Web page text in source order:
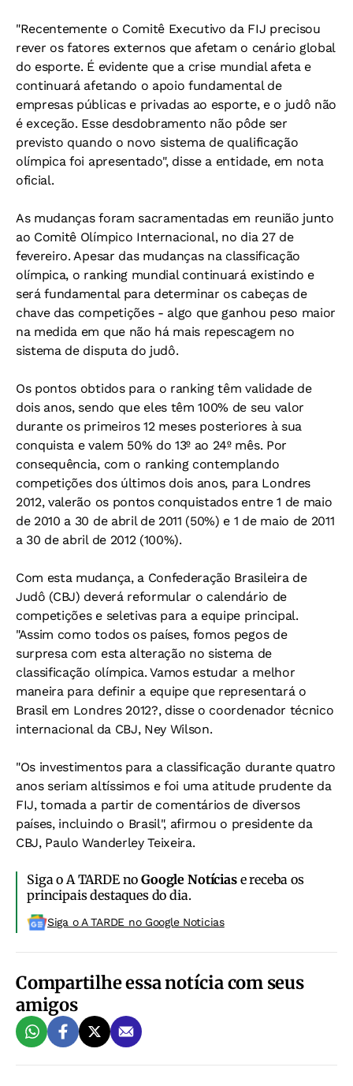
"Recentemente o Comitê Executivo da FIJ precisou
rever os fatores externos que afetam o cenário global
do esporte. É evidente que a crise mundial afeta e
continuará afetando o apoio fundamental de
empresas públicas e privadas ao esporte, e o judô não
é exceção. Esse desdobramento não pôde ser
previsto quando o novo sistema de qualificação
olímpica foi apresentado", disse a entidade, em nota
oficial.
As mudanças foram sacramentadas em reunião junto
ao Comitê Olímpico Internacional, no dia 27 de
fevereiro. Apesar das mudanças na classificação
olímpica, o ranking mundial continuará existindo e
será fundamental para determinar os cabeças de
chave das competições - algo que ganhou peso maior
na medida em que não há mais repescagem no
sistema de disputa do judô.
Os pontos obtidos para o ranking têm validade de
dois anos, sendo que eles têm 100% de seu valor
durante os primeiros 12 meses posteriores à sua
conquista e valem 50% do 13º ao 24º mês. Por
consequência, com o ranking contemplando
competições dos últimos dois anos, para Londres
2012, valerão os pontos conquistados entre 1 de maio
de 2010 a 30 de abril de 2011 (50%) e 1 de maio de 2011
a 30 de abril de 2012 (100%).
Com esta mudança, a Confederação Brasileira de
Judô (CBJ) deverá reformular o calendário de
competições e seletivas para a equipe principal.
"Assim como todos os países, fomos pegos de
surpresa com esta alteração no sistema de
classificação olímpica. Vamos estudar a melhor
maneira para definir a equipe que representará o
Brasil em Londres 2012?, disse o coordenador técnico
internacional da CBJ, Ney Wilson.
"Os investimentos para a classificação durante quatro
anos seriam altíssimos e foi uma atitude prudente da
FIJ, tomada a partir de comentários de diversos
países, incluindo o Brasil", afirmou o presidente da
CBJ, Paulo Wanderley Teixeira.
Siga o A TARDE noGoogle Notíciase receba os
principais destaques do dia.
Siga o A TARDE no Google Noticias
Compartilhe essa notícia com seus
amigos